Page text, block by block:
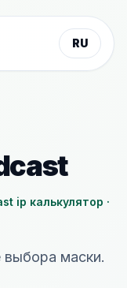
RU
ip калькулятор ·
маски.